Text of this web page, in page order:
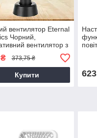
вентилятор Eternal
Чорний,
вентилятор з
міні
юсб
373,75 ₴
Купити